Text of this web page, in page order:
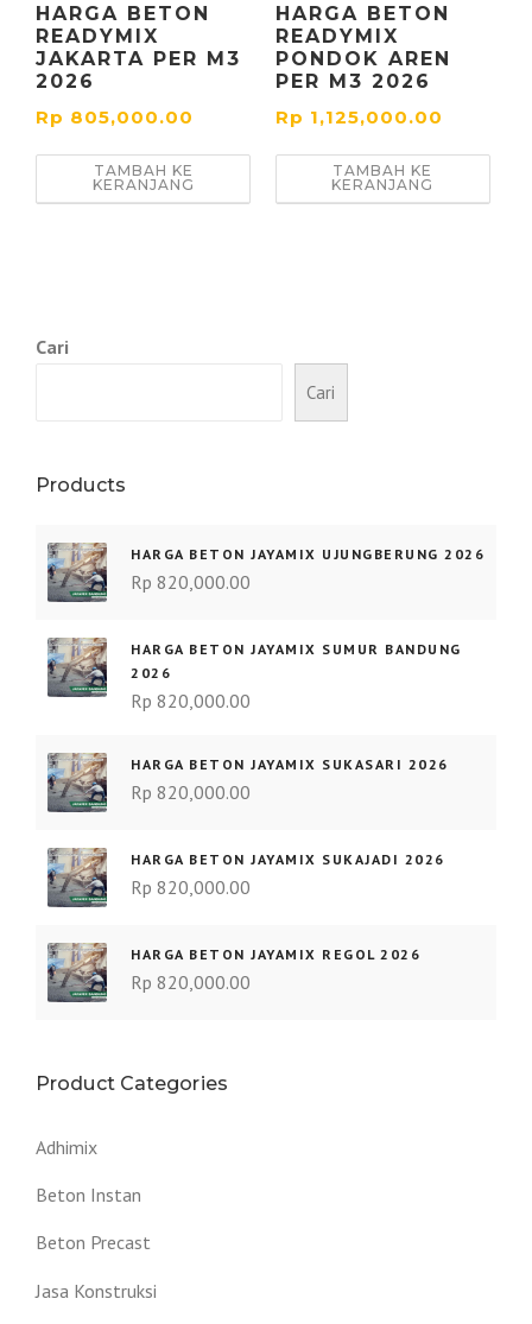
HARGA BETON
READYMIX
JAKARTA PER M3
2026
Rp 805,000.00
TAMBAH KE
KERANJANG
HARGA BETON
READYMIX
PONDOK AREN
PER M3 2026
Rp 1,125,000.00
TAMBAH KE
KERANJANG
Cari
Cari
Products
HARGA BETON JAYAMIX UJUNGBERUNG 2026
Rp 820,000.00
HARGA BETON JAYAMIX SUMUR BANDUNG
2026
Rp 820,000.00
HARGA BETON JAYAMIX SUKASARI 2026
Rp 820,000.00
HARGA BETON JAYAMIX SUKAJADI 2026
Rp 820,000.00
HARGA BETON JAYAMIX REGOL 2026
Rp 820,000.00
Product Categories
Adhimix
Beton Instan
Beton Precast
Jasa Konstruksi